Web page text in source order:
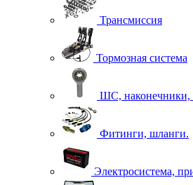
Трансмиссия
Тормозная система
ШС, наконечники,
Фитинги, шланги.
Электросистема,